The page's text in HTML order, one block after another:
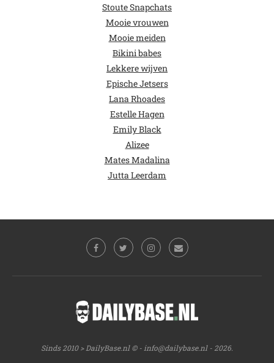
Stoute Snapchats
Mooie vrouwen
Mooie meiden
Bikini babes
Lekkere wijven
Epische Jetsers
Lana Rhoades
Estelle Hagen
Emily Black
Alizee
Mates Madalina
Jutta Leerdam
Sinds 2010 > DailyBase.nl © - info@dailybase.nl- 2026.